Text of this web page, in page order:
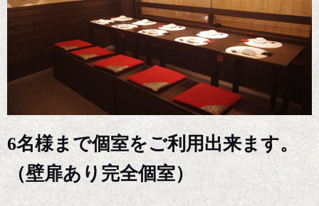
6名様まで個室をご利用出来ます。
（壁扉あり完全個室）